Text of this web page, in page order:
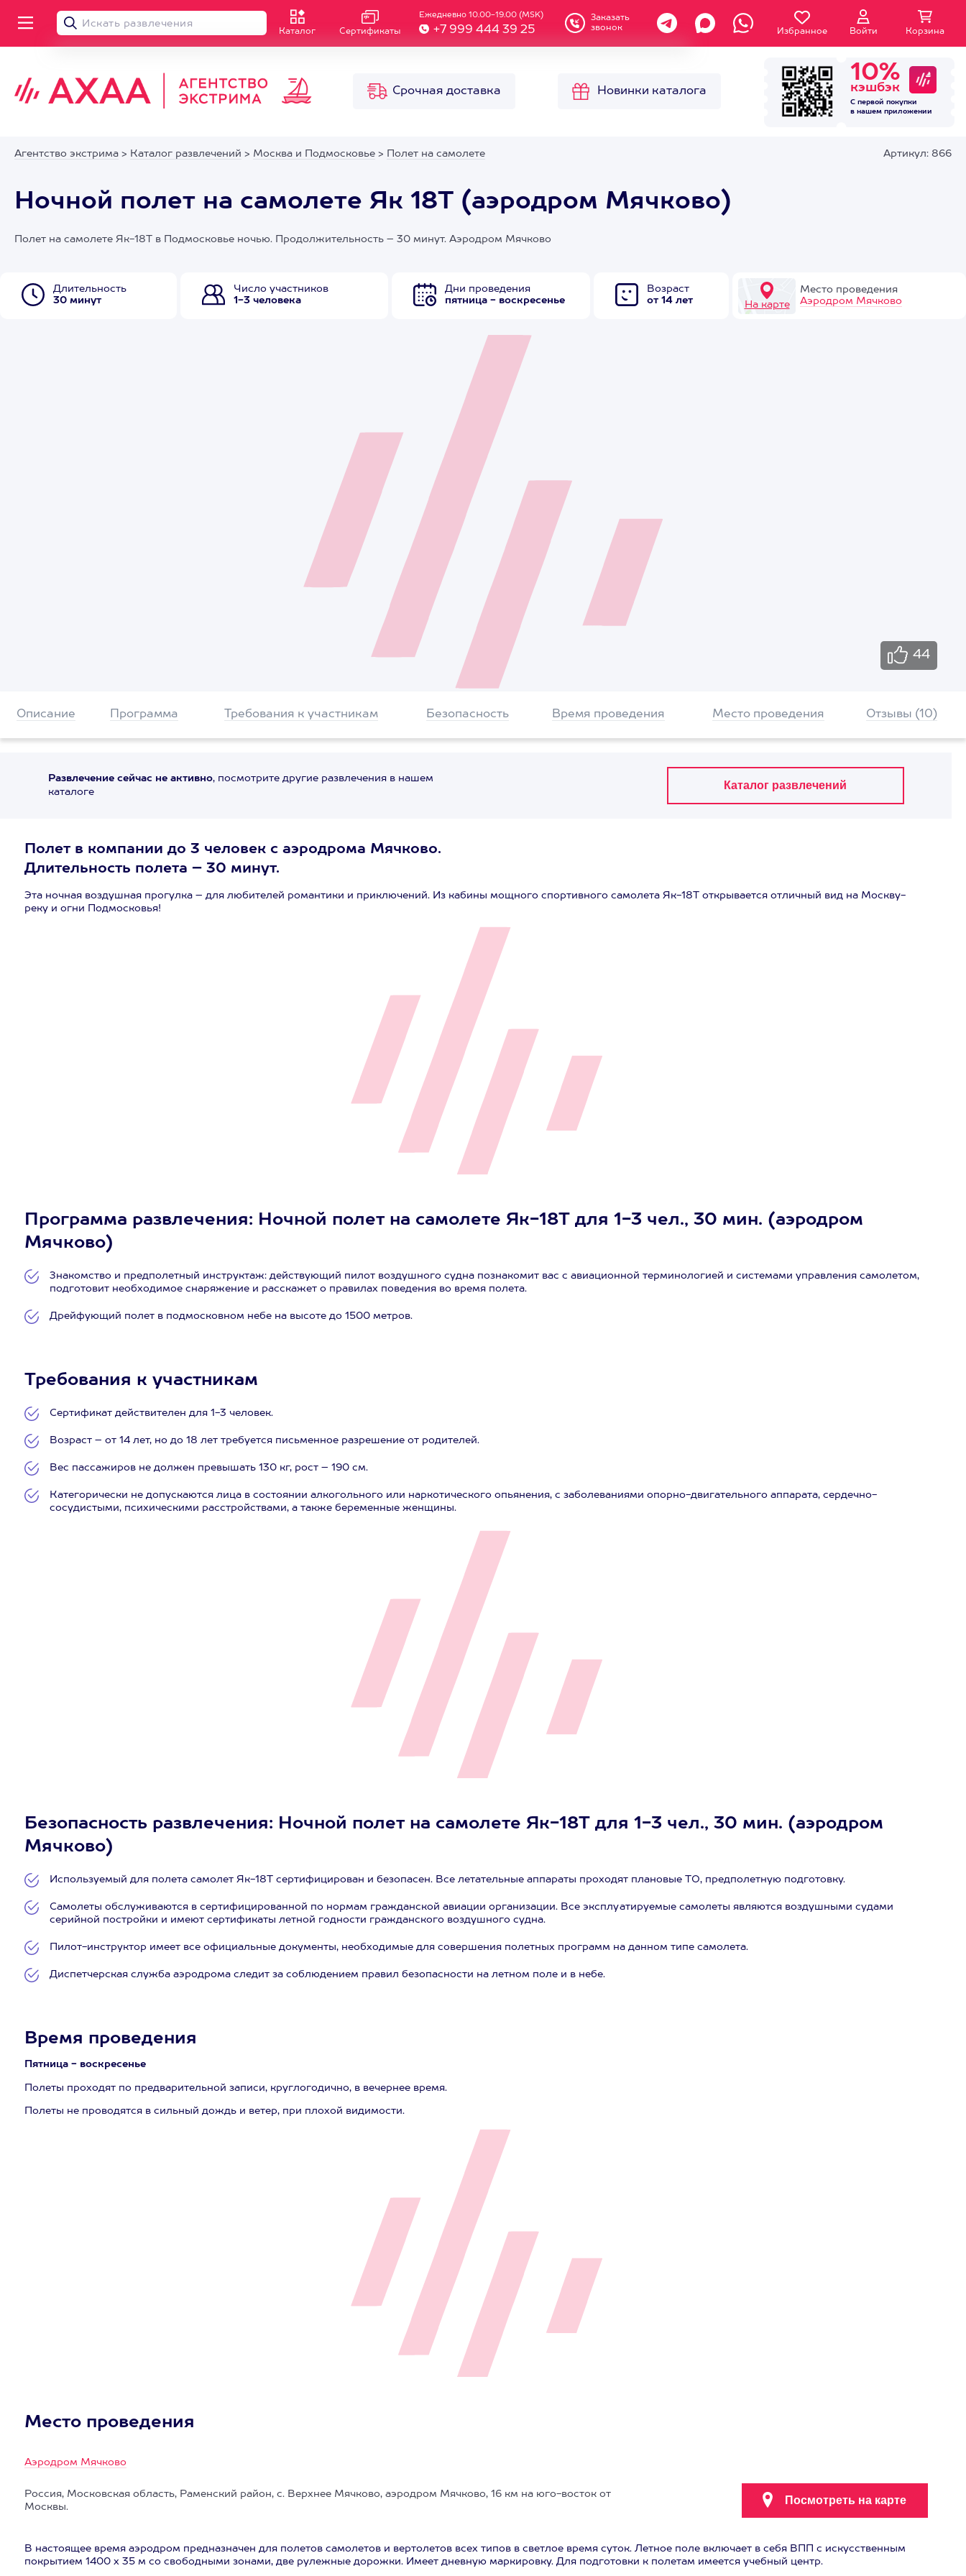
Каталог Сертификаты
Ежедневно 10.00-19.00 (MSK)
+7 999 444 39 25
Заказать
звонок
Избранное Войти Корзина
Срочная доставка Новинки каталога
10%
кэшбэк
С первой покупки
в нашем приложении
Агентство экстрима > Каталог развлечений > Москва и Подмосковье > Полет на самолете Артикул: 866
Ночной полет на самолете Як 18Т (аэродром Мячково)
Полет на самолете Як-18Т в Подмосковье ночью. Продолжительность – 30 минут. Аэродром Мячково
Длительность
30 минут
Число участников
1-3 человека
Дни проведения
пятница - воскресенье
Возраст
от 14 лет
На карте
Место проведения
Аэродром Мячково
44
Описание Программа Требования к участникам Безопасность Время проведения Место проведения Отзывы (10)
Развлечение сейчас не активно, посмотрите другие развлечения в нашем
каталоге
Полет в компании до 3 человек с аэродрома Мячково.
Длительность полета – 30 минут.
Эта ночная воздушная прогулка – для любителей романтики и приключений. Из кабины мощного спортивного самолета Як-18Т открывается отличный вид на Москву-
реку и огни Подмосковья!
Программа развлечения: Ночной полет на самолете Як-18Т для 1-3 чел., 30 мин. (аэродром
Мячково)
Знакомство и предполетный инструктаж: действующий пилот воздушного судна познакомит вас с авиационной терминологией и системами управления самолетом,
подготовит необходимое снаряжение и расскажет о правилах поведения во время полета.
Дрейфующий полет в подмосковном небе на высоте до 1500 метров.
Требования к участникам
Сертификат действителен для 1-3 человек.
Возраст – от 14 лет, но до 18 лет требуется письменное разрешение от родителей.
Вес пассажиров не должен превышать 130 кг, рост – 190 см.
Категорически не допускаются лица в состоянии алкогольного или наркотического опьянения, с заболеваниями опорно-двигательного аппарата, сердечно-
сосудистыми, психическими расстройствами, а также беременные женщины.
Безопасность развлечения: Ночной полет на самолете Як-18Т для 1-3 чел., 30 мин. (аэродром
Мячково)
Используемый для полета самолет Як-18Т сертифицирован и безопасен. Все летательные аппараты проходят плановые ТО, предполетную подготовку.
Самолеты обслуживаются в сертифицированной по нормам гражданской авиации организации. Все эксплуатируемые самолеты являются воздушными судами
серийной постройки и имеют сертификаты летной годности гражданского воздушного судна.
Пилот-инструктор имеет все официальные документы, необходимые для совершения полетных программ на данном типе самолета.
Диспетчерская служба аэродрома следит за соблюдением правил безопасности на летном поле и в небе.
Время проведения
Пятница - воскресенье
Полеты проходят по предварительной записи, круглогодично, в вечернее время.
Полеты не проводятся в сильный дождь и ветер, при плохой видимости.
Место проведения
Аэродром Мячково
Россия, Московская область, Раменский район, с. Верхнее Мячково, аэродром Мячково, 16 км на юго-восток от
Москвы.
В настоящее время аэродром предназначен для полетов самолетов и вертолетов всех типов в светлое время суток. Летное поле включает в себя ВПП с искусственным
покрытием 1400 х 35 м со свободными зонами, две рулежные дорожки. Имеет дневную маркировку. Для подготовки к полетам имеется учебный центр.